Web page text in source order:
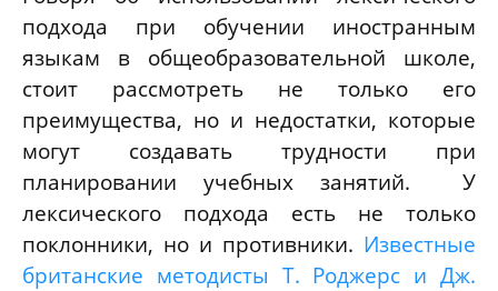
подхода при обучении иностранным
языкам в общеобразовательной школе,
стоит рассмотреть не только его
преимущества, но и недостатки, которые
могут создавать трудности при
планировании учебных занятий. У
лексического подхода есть не только
поклонники, но и противники. Известные
британские методисты Т. Роджерс и Дж.